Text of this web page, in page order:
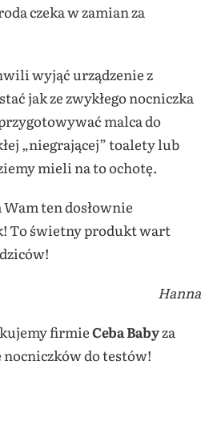
czeka w zamian za
wyjąć urządzenie z
jak ze zwykłego nocniczka
malca do
„niegrającej” toalety lub
mieli na to ochotę.
ten dosłownie
To świetny produkt wart
Hanna
firmieCeba Babyza
nocniczków do testów!